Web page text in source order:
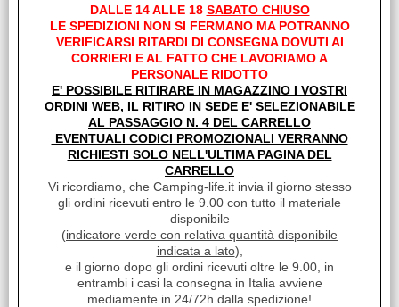
introvabile nei negozi. Per Ecovip 2I Va poi tagliato nella misura
desiderata.
I clienti che hanno acquistato questo prodotto,
hanno scelto anche questi articoli
RACCORDO ATTACCO WC
FILETTO F 3" USA
DALLE 14 ALLE 18 SABATO CHIUSO
LE SPEDIZIONI NON SI FERMANO MA POTRANNO
VERIFICARSI RITARDI DI CONSEGNA DOVUTI AI
CORRIERI E AL FATTO CHE LAVORIAMO A
PERSONALE RIDOTTO
E' POSSIBILE RITIRARE IN MAGAZZINO I VOSTRI
ORDINI WEB, IL RITIRO IN SEDE E' SELEZIONABILE
AL PASSAGGIO N. 4 DEL CARRELLO
EVENTUALI CODICI PROMOZIONALI VERRANNO
RICHIESTI SOLO NELL'ULTIMA PAGINA DEL
CARRELLO
Vi ricordiamo, che Camping-life.it invia il giorno stesso
gli ordini ricevuti entro le 9.00 con tutto il materiale
disponibile
(indicatore verde con relativa quantità disponibile
indicata a lato),
e il giorno dopo gli ordini ricevuti oltre le 9.00, in
entrambi i casi la consegna in Italia avviene
mediamente in 24/72h dalla spedizione!